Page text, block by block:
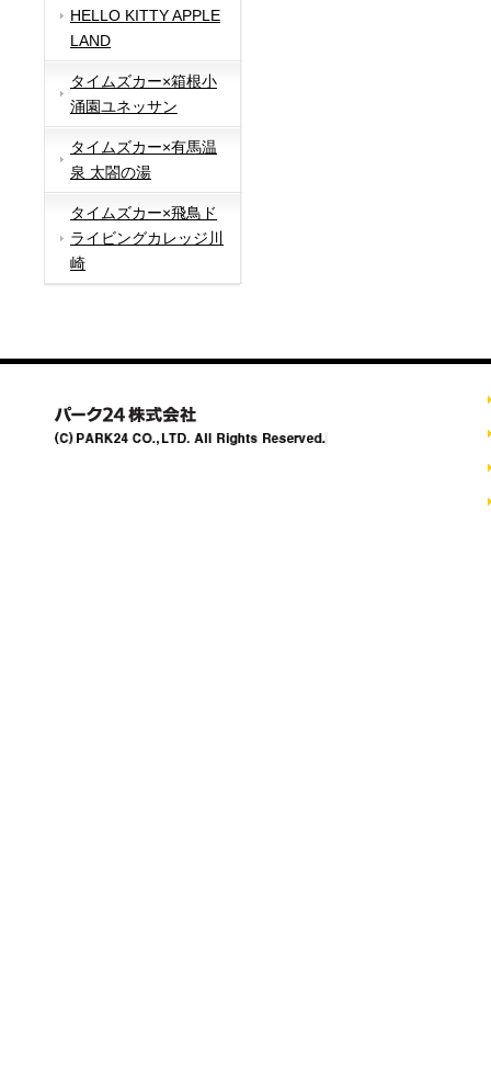
HELLO KITTY APPLE
LAND
タイムズカー×箱根小
涌園ユネッサン
タイムズカー×有馬温
泉 太閤の湯
タイムズカー×飛鳥ド
ライビングカレッジ川
崎